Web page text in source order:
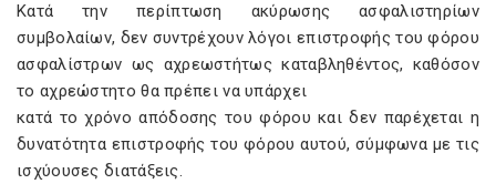
Κατά την περίπτωση ακύρωσης ασφαλιστηρίων
συμβολαίων, δεν συντρέχουν λόγοι επιστροφής του φόρου
ασφαλίστρων ως αχρεωστήτως καταβληθέντος, καθόσον
το αχρεώστητο θα πρέπει να υπάρχει
κατά το χρόνο απόδοσης του φόρου και δεν παρέχεται η
δυνατότητα επιστροφής του φόρου αυτού, σύμφωνα με τις
ισχύουσες διατάξεις.